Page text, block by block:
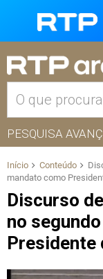
PESQUISA
Início Conteúdo
mandato como
Discurso
no
Presidente